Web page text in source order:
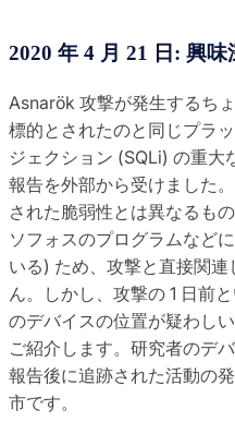
2020 年 4 月 21 日: 興
Asnarök 攻撃が発生するち
標的とされたのと同じプラ
ジェクション (SQLi) の重
報告を外部から受けました
された脆弱性とは異なるも
ソフォスのプログラムなど
いる) ため、攻撃と直接関
ん。しかし、攻撃の 1 日前
のデバイスの位置が疑わし
ご紹介します。研究者のデ
報告後に追跡された活動の
市です。